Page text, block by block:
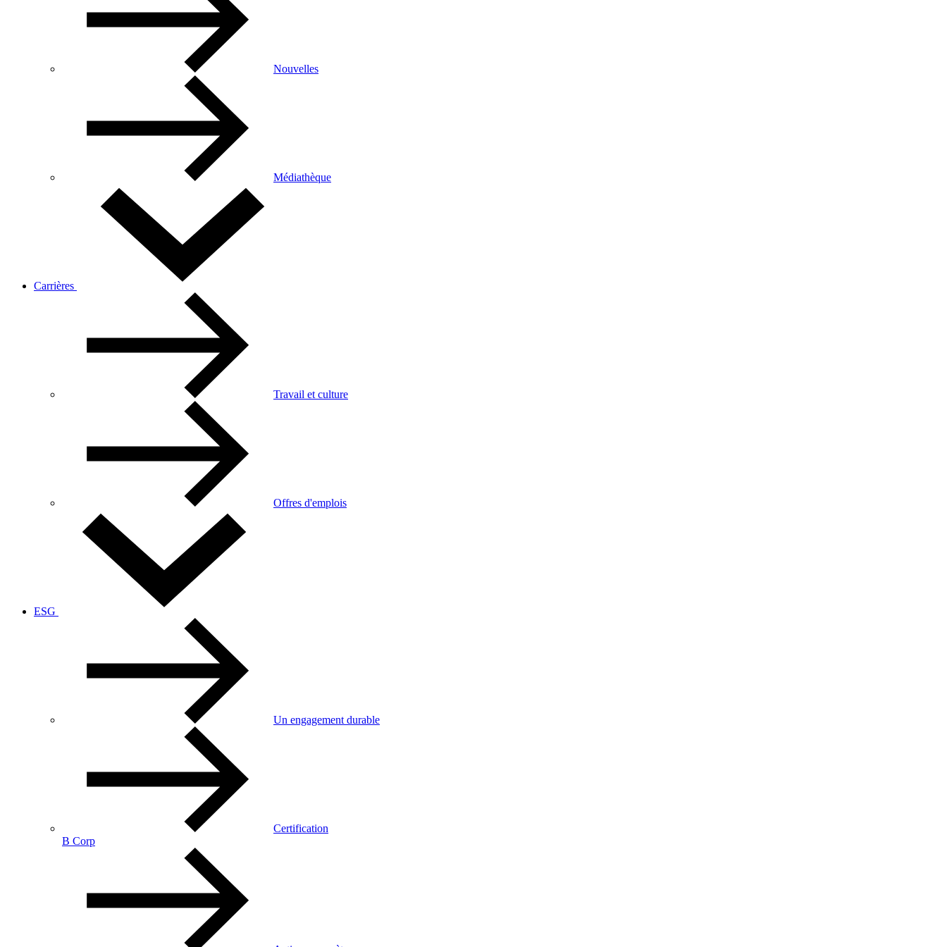
Nouvelles
Médiathèque
Carrières
Travail et culture
Offres d'emplois
ESG
Un engagement durable
Certification
B Corp